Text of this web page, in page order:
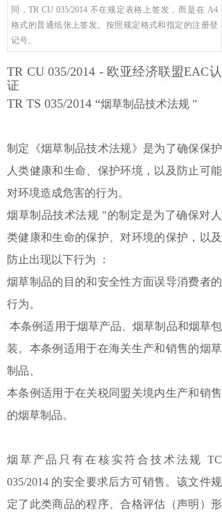
同，TR CU 035/2014 不在规定表格上签发，而是在 A4
格式的普通纸张上签发。按照规定格式和指定的注册登
记号。
TR CU 035/2014 - 欧亚经济联盟EAC认
证
TR TS 035/2014 “烟草制品技术法规 ”
制定《烟草制品技术法规》是为了确保保护
人类健康和生命、保护环境，以及防止可能
对环境造成危害的行为。
烟草制品技术法规 "的制定是为了确保对人
类健康和生命的保护、对环境的保护，以及
防止出现以下行为 ：
烟草制品的目的和安全性方面误导消费者的
行为。
本条例适用于烟草产品、烟草制品和烟草包
装。本条例适用于在海关生产和销售的烟草
制品、
本条例适用于在关税同盟关境内生产和销售
的烟草制品。
烟草产品只有在核实符合技术法规 TC
035/2014 的安全要求后方可销售。该文件规
定了此类商品的程序、合格评估（声明）形